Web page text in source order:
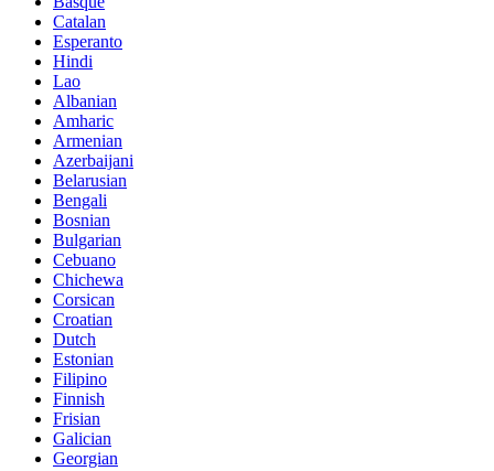
Catalan
Esperanto
Hindi
Lao
Albanian
Amharic
Armenian
Azerbaijani
Belarusian
Bengali
Bosnian
Bulgarian
Cebuano
Chichewa
Corsican
Croatian
Dutch
Estonian
Filipino
Finnish
Frisian
Galician
Georgian